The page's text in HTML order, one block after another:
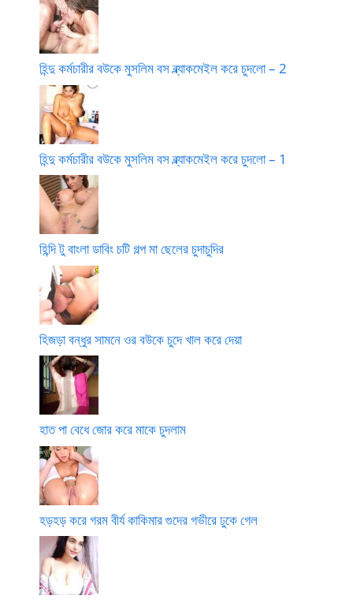
হিন্দু কর্মচারীর বউকে মুসলিম বস ব্ল্যাকমেইল করে চুদলো – 2
হিন্দু কর্মচারীর বউকে মুসলিম বস ব্ল্যাকমেইল করে চুদলো – 1
হিন্দি টু বাংলা ডাবিং চটি গল্প মা ছেলের চুদাচুদির
হিজড়া বন্ধুর সামনে ওর বউকে চুদে খাল করে দেয়া
হাত পা বেধে জোর করে মাকে চুদলাম
হড়হড় করে গরম বীর্য কাকিমার গুদের গভীরে ঢুকে গেল